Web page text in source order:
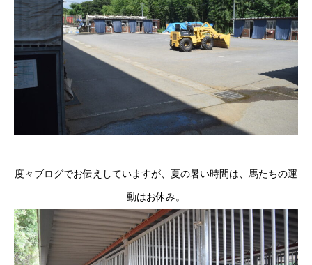
度々ブログでお伝えしていますが、夏の暑い時間は、馬たちの運
動はお休み。